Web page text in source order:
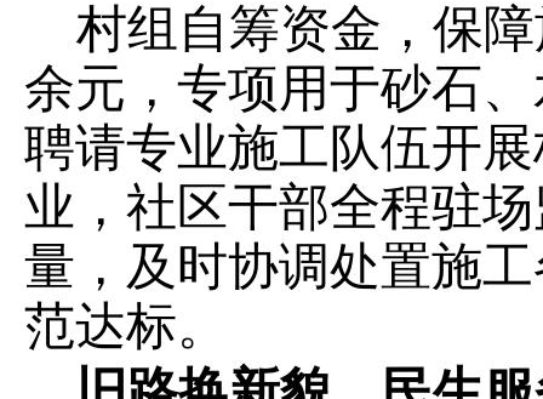
村组自筹资金，保
余元，专项用于砂石
聘请专业施工队伍开
业，社区干部全程驻
量，及时协调处置施
范达标。